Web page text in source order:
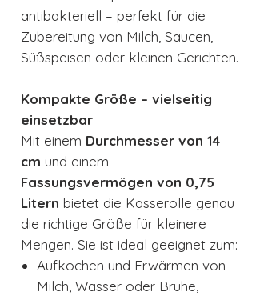
antibakteriell – perfekt für die
Zubereitung von Milch, Saucen,
Süßspeisen oder kleinen Gerichten.
Kompakte Größe – vielseitig
einsetzbar
Mit einem Durchmesser von 14
cm und einem
Fassungsvermögen von 0,75
Litern bietet die Kasserolle genau
die richtige Größe für kleinere
Mengen. Sie ist ideal geeignet zum:
Aufkochen und Erwärmen von
Milch, Wasser oder Brühe,